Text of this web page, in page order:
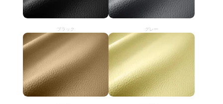
ブラック グレー